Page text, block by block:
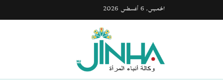
الخميس, 6 أغسطس 2026